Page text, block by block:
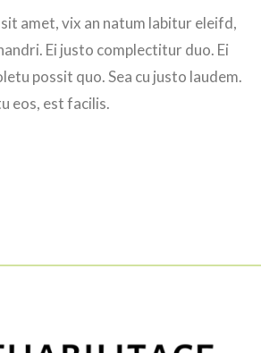
amet, vix an natum labitur eleifd,
Ei justo complectitur duo. Ei
possit quo. Sea cu justo laudem.
eos, est facilis.